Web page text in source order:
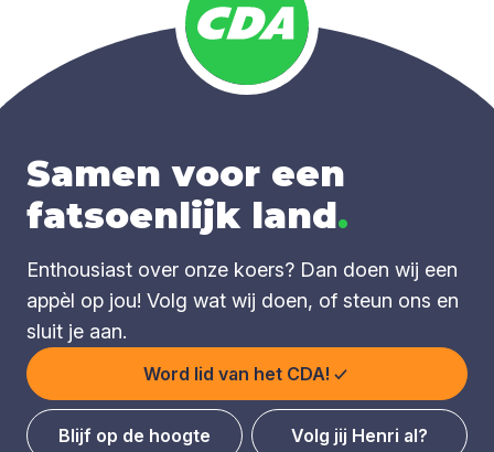
Samen voor een
fatsoenlijk land.
Enthousiast over onze koers? Dan doen wij een
appèl op jou! Volg wat wij doen, of steun ons en
sluit je aan.
Word lid van het CDA!
Blijf op de hoogte Volg jij Henri al?